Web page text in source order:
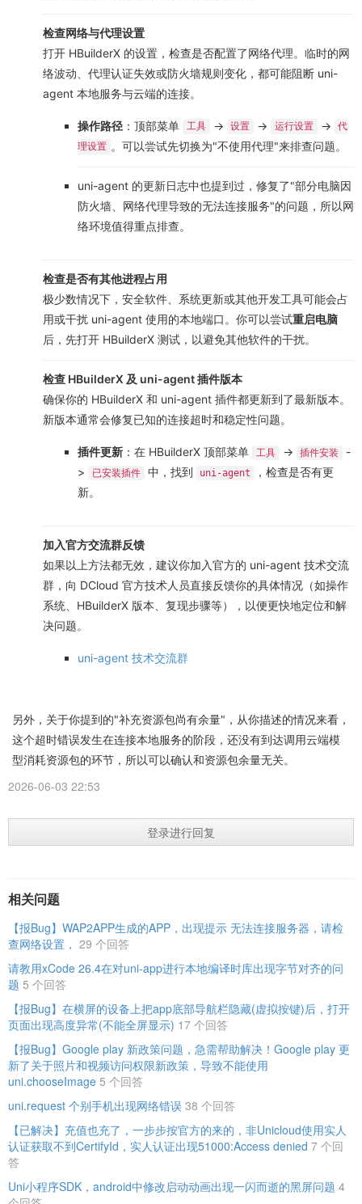
检查网络与代理设置
打开 HBuilderX 的设置，检查是否配置了网络代理。临时的网
络波动、代理认证失效或防火墙规则变化，都可能阻断 uni-
agent 本地服务与云端的连接。
操作路径 ：顶部菜单 工具 -> 设置 -> 运行设置 ->
代
理设置 。可以尝试先切换为"不使用代理"来排查问题。
uni-agent 的更新日志中也提到过，修复了"部分电脑因
防火墙、网络代理导致的无法连接服务"的问题，所以网
络环境值得重点排查。
检查是否有其他进程占用
极少数情况下，安全软件、系统更新或其他开发工具可能会占
用或干扰 uni-agent 使用的本地端口。你可以尝试重启电脑
后，先打开 HBuilderX 测试，以避免其他软件的干扰。
检查 HBuilderX 及 uni-agent 插件版本
确保你的 HBuilderX 和 uni-agent 插件都更新到了最新版本。
新版本通常会修复已知的连接超时和稳定性问题。
插件更新 ：在 HBuilderX 顶部菜单 工具 -> 插件安装
-
>
已安装插件 中，找到 uni-agent
，检查是否有更
新。
加入官方交流群反馈
如果以上方法都无效，建议你加入官方的 uni-agent 技术交流
群，向 DCloud 官方技术人员直接反馈你的具体情况（如操作
系统、HBuilderX 版本、复现步骤等），以便更快地定位和解
决问题。
uni-agent 技术交流群
另外，关于你提到的"补充资源包尚有余量"，从你描述的情况来看，
这个超时错误发生在连接本地服务的阶段，还没有到达调用云端模
型消耗资源包的环节，所以可以确认和资源包余量无关。
2026-06-03 22:53
登录进行回复
相关问题
【报Bug】WAP2APP生成的APP，出现提示 无法连接服务器，请检
查网络设置， 29 个回答
请教用xCode 26.4在对uni-app进行本地编译时库出现字节对齐的问
题 5 个回答
【报Bug】在横屏的设备上把app底部导航栏隐藏(虚拟按键)后，打开
页面出现高度异常(不能全屏显示) 17 个回答
【报Bug】Google play 新政策问题，急需帮助解决！Google play 更
新了关于照片和视频访问权限新政策，导致不能使用
uni.chooseImage 5 个回答
uni.request 个别手机出现网络错误 38 个回答
【已解决】充值也充了，一步步按官方的来的，非Unicloud使用实人
认证获取不到CertifyId，实人认证出现51000:Access denied 7 个回
答
Uni小程序SDK，android中修改启动动画出现一闪而逝的黑屏问题 4